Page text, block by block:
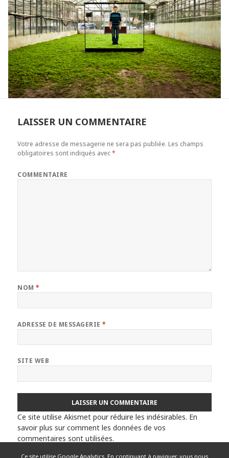
Ce site utilise Google Analytics. En continuant à naviguer, vous nous
LAISSER UN COMMENTAIRE
Votre adresse de messagerie ne sera pas publiée. Les champs
obligatoires sont indiqués avec*
COMMENTAIRE
NOM*
ADRESSE DE MESSAGERIE*
SITE WEB
Ce site utilise Akismet pour réduire les indésirables. En
savoir plus sur comment les données de vos
commentaires sont utilisées.